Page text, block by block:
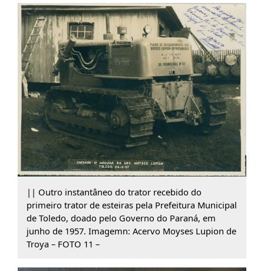
|| Outro instantâneo do trator recebido do
primeiro trator de esteiras pela Prefeitura Municipal
de Toledo, doado pelo Governo do Paraná, em
junho de 1957. Imagemn: Acervo Moyses Lupion de
Troya – FOTO 11 –